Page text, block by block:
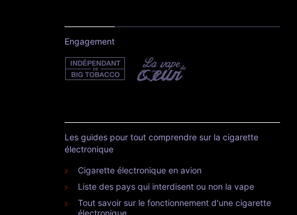
Engagement
Les guides pour tout comprendre sur la cigarette
électronique
Cigarette électronique en avion
Liste des pays qui interdisent ou non la vape
Tout savoir sur le fonctionnement d'une cigarette
électronique